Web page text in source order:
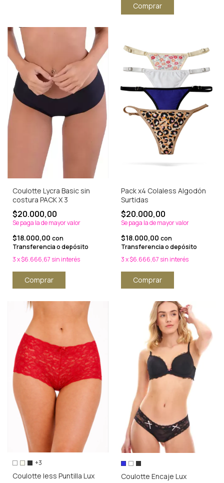
Comprar
Coulotte Lycra Basic sin
costura PACK X 3
$20.000,00
Se paga la de mayor valor
$18.000,00 con
Transferencia o depósito
3x$6.666,67 sin interés
Comprar
Pack x4 Colaless Algodón
Surtidas
$20.000,00
Se paga la de mayor valor
$18.000,00 con
Transferencia o depósito
3x$6.666,67 sin interés
Comprar
+3
Coulotte less Puntilla Lux Coulotte Encaje Lux